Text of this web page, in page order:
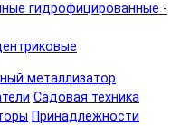
гидрофицированные -
металлизатор
Садовая техника
Принадлежности